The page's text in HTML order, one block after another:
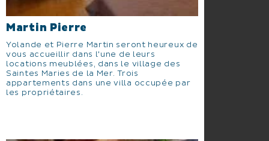
Martin Pierre
Yolande et Pierre Martin seront heureux de
vous accueillir dans l'une de leurs
locations meublées, dans le village des
Saintes Maries de la Mer. Trois
appartements dans une villa occupée par
les propriétaires.